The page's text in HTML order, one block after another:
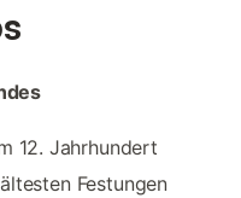
12. Jahrhundert
Festungen